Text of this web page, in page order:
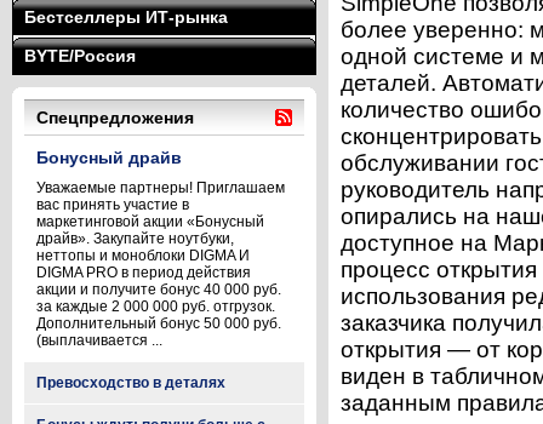
Бестселлеры ИТ-рынка
BYTE/Россия
Спецпредложения
Бонусный драйв
Уважаемые партнеры! Приглашаем
вас принять участие в
маркетинговой акции «Бонусный
драйв». Закупайте ноутбуки,
неттопы и моноблоки DIGMA И
DIGMA PRO в период действия
акции и получите бонус 40 000 руб.
за каждые 2 000 000 руб. отгрузок.
Дополнительный бонус 50 000 руб.
(выплачивается ...
Превосходство в деталях
более уверенно:
одной системе и
деталей.
количество
обслуживании
руководитель
опирались на
доступное на
процесс
использования
заказчика
открытия — от
виден в
заданным